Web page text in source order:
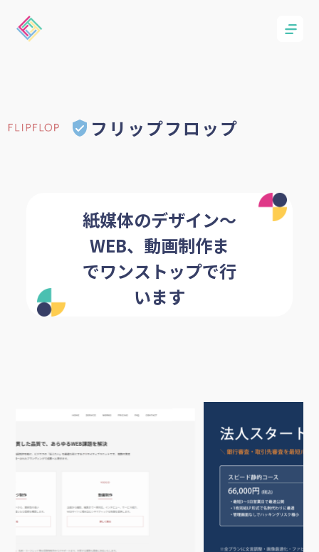
フリップフロップ
紙媒体のデザイン～
WEB、動画制作ま
でワンストップで行
います